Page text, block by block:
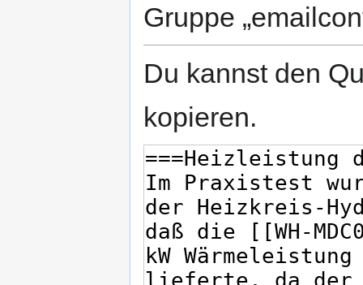
Gruppe
Du kannst den
kopieren.